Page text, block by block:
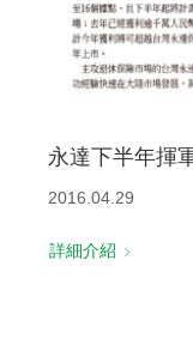
永達下半年揮
2016.04.29
詳細介紹